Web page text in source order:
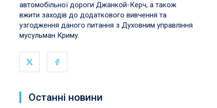
автомобільної дороги Джанкой-Керч, а також
вжити заходів до додаткового вивчення та
узгодження даного питання з Духовним управління
мусульман Криму.
Останні новини